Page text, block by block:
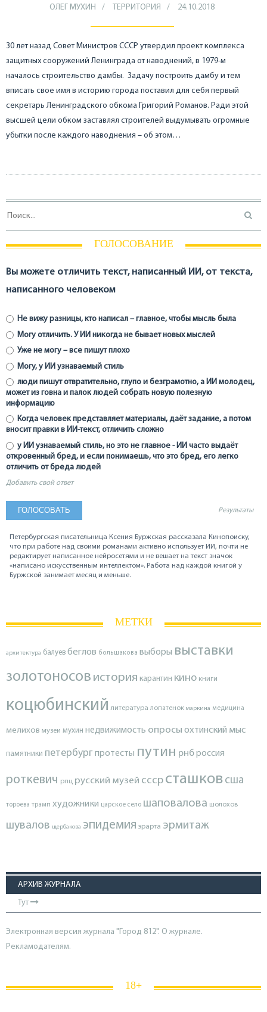
ОЛЕГ МУХИН ТЕРРИТОРИЯ 24.10.2018
30 лет назад Совет Министров СССР утвердил проект комплекса
защитных сооружений Ленинграда от наводнений, в 1979-м
началось строительство дамбы. Задачу построить дамбу и тем
вписать свое имя в историю города поставил для себя первый
секретарь Ленинградского обкома Григорий Романов. Ради этой
высшей цели обком заставлял строителей выдумывать огромные
убытки после каждого наводнения – об этом…
ГОЛОСОВАНИЕ
Вы можете отличить текст, написанный ИИ, от текста,
написанного человеком
Не вижу разницы, кто написал – главное, чтобы мысль была
Могу отличить. У ИИ никогда не бывает новых мыслей
Уже не могу – все пишут плохо
Могу, у ИИ узнаваемый стиль
люди пишут отвратительно, глупо и безграмотно, а ИИ молодец,
может из говна и палок людей собрать новую полезную
информацию
Когда человек представляет материалы, даёт задание, а потом
вносит правки в ИИ-текст, отличить сложно
у ИИ узнаваемый стиль, но это не главное - ИИ часто выдаёт
откровенный бред, и если понимаешь, что это бред, его легко
отличить от бреда людей
Добавить свой ответ
Результаты
Петербургская писательница Ксения Буржская рассказала Кинопоиску,
что при работе над своими романами активно использует ИИ, почти не
редактирует написанное нейросетями и не вешает на текст значок
«написано искусственным интеллектом». Работа над каждой книгой у
Буржской занимает месяц и меньше.
МЕТКИ
архитектура балуев беглов большакова выборы выставки
золотоносов история карантин кино книги
коцюбинский литература лопатенок маркина медицина
мелихов музеи мухин недвижимость опросы охтинский мыс
памятники петербургпротесты путин рнброссия
роткевич рпц русский музей ссср сташков сша
тороева трамп художники царское село шаповалова шолохов
шувалов щербакова эпидемия эрарта эрмитаж
АРХИВ ЖУРНАЛА
Тут
Электронная версия журнала "Город 812". О журнале.
Рекламодателям.
18+